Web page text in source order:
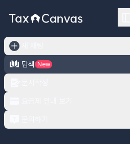
탐색
New